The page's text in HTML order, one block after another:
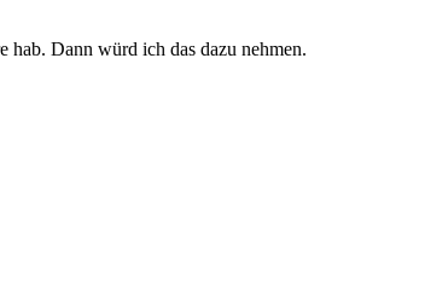
hab. Dann würd ich das dazu nehmen.